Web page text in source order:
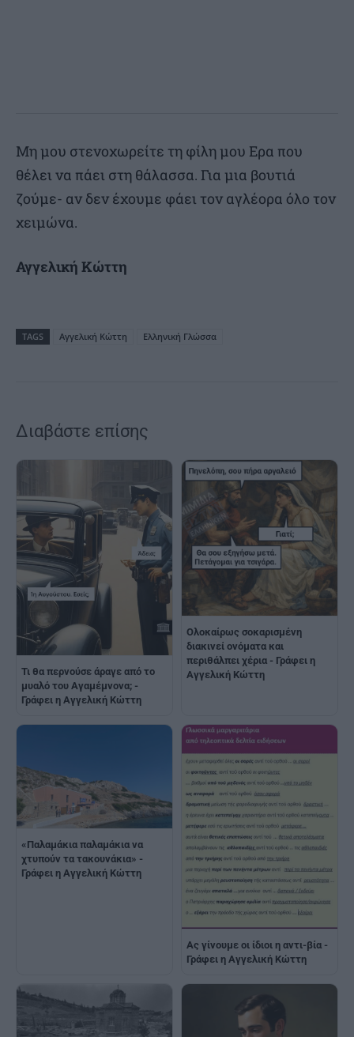
Μη μου στενοχωρείτε τη φίλη μου Ερα που
θέλει να πάει στη θάλασσα. Για μια βουτιά
ζούμε- αν δεν έχουμε φάει τον αγλέορα όλο τον
χειμώνα.
Αγγελική Κώττη
TAGS Αγγελική Κώττη Ελληνική Γλώσσα
Διαβάστε επίσης
Τι θα περνούσε άραγε από το
μυαλό του Αγαμέμνονα; -
Γράφει η Αγγελική Κώττη
Ολοκαίρως σοκαρισμένη
διακινεί ονόματα και
περιθάλπει χέρια - Γράφει η
Αγγελική Κώττη
«Παλαμάκια παλαμάκια να
χτυπούν τα τακουνάκια» -
Γράφει η Αγγελική Κώττη
Ας γίνουμε οι ίδιοι η αντι-βία -
Γράφει η Αγγελική Κώττη